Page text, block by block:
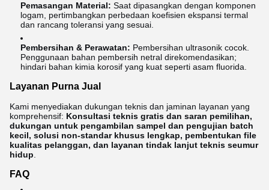
Pemasangan Material: Saat dipasangkan dengan komponen
logam, pertimbangkan perbedaan koefisien ekspansi termal
dan rancang toleransi yang sesuai.
Pembersihan & Perawatan: Pembersihan ultrasonik cocok.
Penggunaan bahan pembersih netral direkomendasikan;
hindari bahan kimia korosif yang kuat seperti asam fluorida.
Layanan Purna Jual
Kami menyediakan dukungan teknis dan jaminan layanan yang
komprehensif: Konsultasi teknis gratis dan saran pemilihan,
dukungan untuk pengambilan sampel dan pengujian batch
kecil, solusi non-standar khusus lengkap, pembentukan file
kualitas pelanggan, dan layanan tindak lanjut teknis seumur
hidup
FAQ